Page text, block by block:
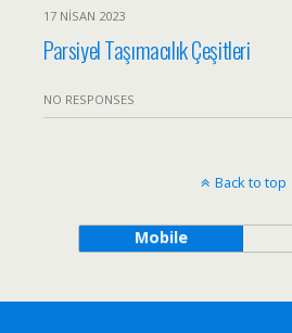
17 NISAN 2023
Parsiyel Taşımacılık Çeşitleri
NO RESPONSES
Back to top
Mobile